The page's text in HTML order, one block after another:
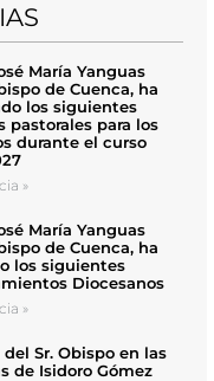
María Yanguas
de Cuenca, ha
los siguientes
pastorales para los
durante el curso
»
María Yanguas
de Cuenca, ha
los siguientes
Diocesanos
»
Sr. Obispo en las
de Isidoro Gómez